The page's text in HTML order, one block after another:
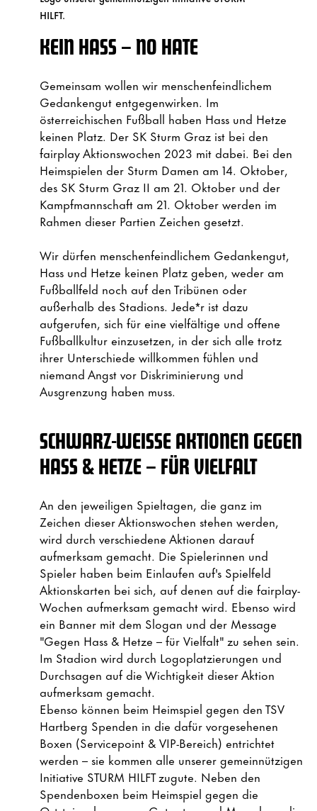
HILFT.
KEIN HASS – NO HATE
Gemeinsam wollen wir menschenfeindlichem
Gedankengut entgegenwirken. Im
österreichischen Fußball haben Hass und Hetze
keinen Platz. Der SK Sturm Graz ist bei den
fairplay Aktionswochen 2023 mit dabei. Bei den
Heimspielen der Sturm Damen am 14. Oktober,
des SK Sturm Graz II am 21. Oktober und der
Kampfmannschaft am 21. Oktober werden im
Rahmen dieser Partien Zeichen gesetzt.
Wir dürfen menschenfeindlichem Gedankengut,
Hass und Hetze keinen Platz geben, weder am
Fußballfeld noch auf den Tribünen oder
außerhalb des Stadions. Jede*r ist dazu
aufgerufen, sich für eine vielfältige und offene
Fußballkultur einzusetzen, in der sich alle trotz
ihrer Unterschiede willkommen fühlen und
niemand Angst vor Diskriminierung und
Ausgrenzung haben muss.
SCHWARZ-WEISSE AKTIONEN GEGEN H
ASS & HETZE – FÜR VIELFALT
An den jeweiligen Spieltagen, die ganz im
Zeichen dieser Aktionswochen stehen werden,
wird durch verschiedene Aktionen darauf
aufmerksam gemacht. Die Spielerinnen und
Spieler haben beim Einlaufen auf's Spielfeld
Aktionskarten bei sich, auf denen auf die fairplay-
Wochen aufmerksam gemacht wird. Ebenso wird
ein Banner mit dem Slogan und der Message
"Gegen Hass & Hetze – für Vielfalt" zu sehen sein.
Im Stadion wird durch Logoplatzierungen und
Durchsagen auf die Wichtigkeit dieser Aktion
aufmerksam gemacht.
Ebenso können beim Heimspiel gegen den TSV
Hartberg Spenden in die dafür vorgesehenen
Boxen (Servicepoint & VIP-Bereich) entrichtet
werden – sie kommen alle unserer gemeinnützigen
Initiative STURM HILFT zugute. Neben den
Spendenboxen beim Heimspiel gegen die